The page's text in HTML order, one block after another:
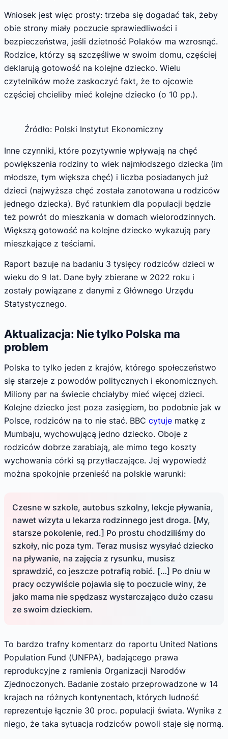
Wniosek jest więc prosty: trzeba się dogadać tak, żeby
obie strony miały poczucie sprawiedliwości i
bezpieczeństwa, jeśli dzietność Polaków ma wzrosnąć.
Rodzice, którzy są szczęśliwe w swoim domu, częściej
deklarują gotowość na kolejne dziecko. Wielu
czytelników może zaskoczyć fakt, że to ojcowie
częściej chcieliby mieć kolejne dziecko (o 10 pp.).
Źródło: Polski Instytut Ekonomiczny
Inne czynniki, które pozytywnie wpływają na chęć
powiększenia rodziny to wiek najmłodszego dziecka (im
młodsze, tym większa chęć) i liczba posiadanych już
dzieci (najwyższa chęć została zanotowana u rodziców
jednego dziecka). Być ratunkiem dla populacji będzie
też powrót do mieszkania w domach wielorodzinnych.
Większą gotowość na kolejne dziecko wykazują pary
mieszkające z teściami.
Raport bazuje na badaniu 3 tysięcy rodziców dzieci w
wieku do 9 lat. Dane były zbierane w 2022 roku i
zostały powiązane z danymi z Głównego Urzędu
Statystycznego.
Aktualizacja: Nie tylko Polska ma
problem
Polska to tylko jeden z krajów, którego społeczeństwo
się starzeje z powodów politycznych i ekonomicznych.
Miliony par na świecie chciałyby mieć więcej dzieci.
Kolejne dziecko jest poza zasięgiem, bo podobnie jak w
Polsce, rodziców na to nie stać. BBC cytuje matkę z
Mumbaju, wychowującą jedno dziecko. Oboje z
rodziców dobrze zarabiają, ale mimo tego koszty
wychowania córki są przytłaczające. Jej wypowiedź
można spokojnie przenieść na polskie warunki:
Czesne w szkole, autobus szkolny, lekcje pływania,
nawet wizyta u lekarza rodzinnego jest droga. [My,
starsze pokolenie, red.] Po prostu chodziliśmy do
szkoły, nic poza tym. Teraz musisz wysyłać dziecko
na pływanie, na zajęcia z rysunku, musisz
sprawdzić, co jeszcze potrafią robić. […] Po dniu w
pracy oczywiście pojawia się to poczucie winy, że
jako mama nie spędzasz wystarczająco dużo czasu
ze swoim dzieckiem.
To bardzo trafny komentarz do raportu United Nations
Population Fund (UNFPA), badającego prawa
reprodukcyjne z ramienia Organizacji Narodów
Zjednoczonych. Badanie zostało przeprowadzone w 14
krajach na różnych kontynentach, których ludność
reprezentuje łącznie 30 proc. populacji świata. Wynika z
niego, że taka sytuacja rodziców powoli staje się normą.